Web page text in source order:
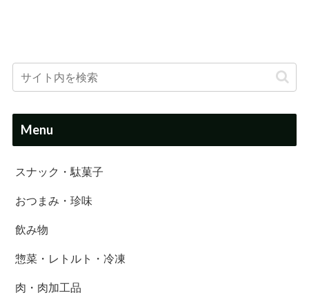
Menu
スナック・駄菓子
おつまみ・珍味
飲み物
惣菜・レトルト・冷凍
肉・肉加工品